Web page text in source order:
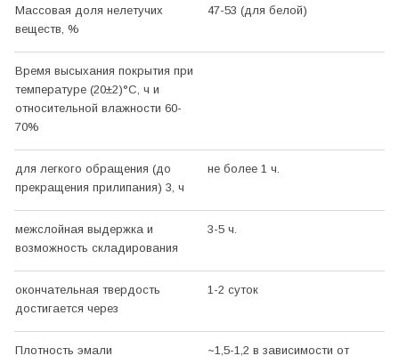
Массовая доля нелетучих
веществ, %
47-53 (для белой)
Время высыхания покрытия при
температуре (20±2)°С, ч и
относительной влажности 60-
70%
для легкого обращения (до
прекращения прилипания) 3, ч
не более 1 ч.
межслойная выдержка и
возможность складирования
3-5 ч.
окончательная твердость
достигается через
1-2 суток
Плотность эмали
~1,5-1,2 в зависимости от